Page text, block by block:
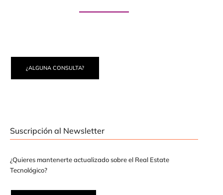
¿ALGUNA CONSULTA?
Suscripción al Newsletter
¿Quieres mantenerte actualizado sobre el Real Estate
Tecnológico?